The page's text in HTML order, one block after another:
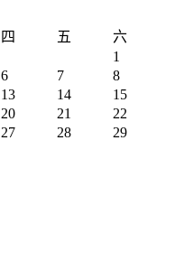
四 五
六
1
6 7
8
13 14
15
20 21
22
27 28
29